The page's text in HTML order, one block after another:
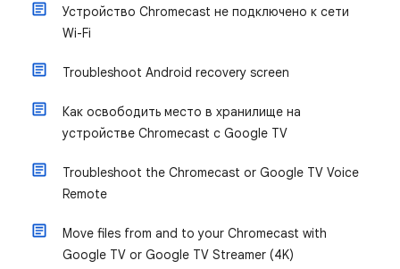
Устройство Chromecast не подключено к сети
Wi-Fi
Troubleshoot Android recovery screen
Как освободить место в хранилище на
устройстве Chromecast с Google TV
Troubleshoot the Chromecast or Google TV Voice
Remote
Move files from and to your Chromecast with
Google TV or Google TV Streamer (4K)